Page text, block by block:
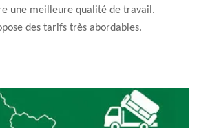
une meilleure qualité de travail.
des tarifs très abordables.